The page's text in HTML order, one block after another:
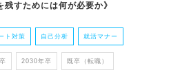
残すためには何が必要か》
ト対策 自己分析 就活マナー
2030年卒 既卒（転職）